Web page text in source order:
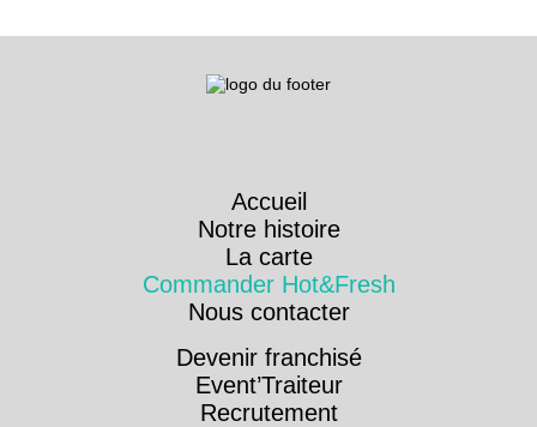
Accueil
Notre histoire
La carte
Commander Hot&Fresh
Nous contacter
Devenir franchisé
Event’Traiteur
Recrutement